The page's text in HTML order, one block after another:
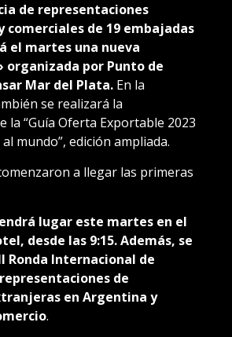
de representaciones
comerciales de 19 embajadas
el martes una nueva
organizada por Punto de
Mar del Plata. En la
se realizará la
la “Guía Oferta Exportable 2023
mundo”, edición ampliada.
a llegar las primeras
lugar este martes en el
desde las 9:15. Además, se
Ronda Internacional de
de
en Argentina y
.